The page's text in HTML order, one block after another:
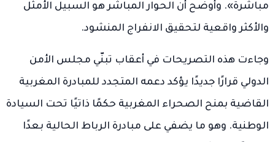
مباشرة». وأوضح أن الحوار المباشر هو السبيل الأمثل
والأكثر واقعية لتحقيق الانفراج المنشود.
وجاءت هذه التصريحات في أعقاب تبنّي مجلس الأمن
الدولي قرارًا جديدًا يؤكد دعمه المتجدد للمبادرة المغربية
القاضية بمنح الصحراء المغربية حكمًا ذاتيًا تحت السيادة
الوطنية. وهو ما يضفي على مبادرة الرباط الحالية بعدًا